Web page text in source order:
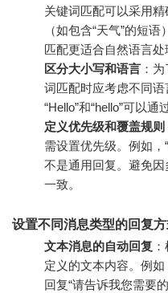
关键词匹配可以采用精
（如包含“天气”的短
匹配更适合自然语言处
区分大小写和语言 ：
词匹配时应考虑不同
“Hello”和“hello”可以
定义优先级和覆盖规则
需设置优先级。例如
不是通用回复。避免
一致。
设置不同消息类型的回复
文本消息的自动回复
定义的文本内容。例如
回复“请告诉我您需要